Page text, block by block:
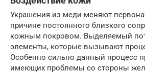
Украшения из меди меняют
причине постоянного близкого
кожным покровом. Выделяемый
элементы, которые вызывают
Особенно сильно данный процесс
имеющих проблемы со стороны